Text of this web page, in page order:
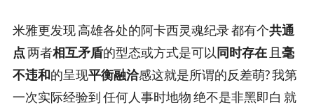
米雅更发现 高雄各处的阿卡西灵魂纪录 都有个共通
点两者相互矛盾的型态或方式是可以同时存在 且毫
不违和的呈现平衡融洽感这就是所谓的反差萌? 我第
一次实际经验到 任何人事时地物 绝不是非黑即白 就